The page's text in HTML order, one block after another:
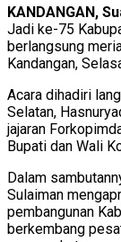
KANDANGAN,
Jadi ke-75
berlangsung
Kandangan,
Acara dihadiri
Selatan,
jajaran
Bupati dan Wali
Dalam
Sulaiman
pembangunan
berkembang